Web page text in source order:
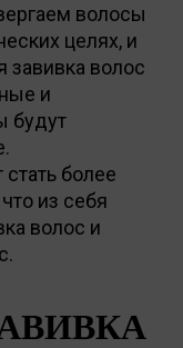
волосы
целях, и
завивка волос
и
будут
более
из себя
волос и